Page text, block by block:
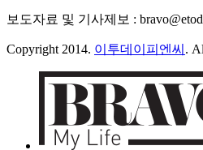
보도자료 및 기사제보 :
Copyright 2014. 이투데이피엔씨 .